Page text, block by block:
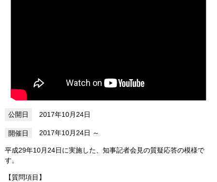
2017年10月24日
2017年10月24日
平成29年10月24日に実施した、知事記者会見の質疑応答の模様で
す。
【質問項目】